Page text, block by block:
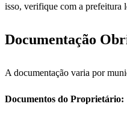
isso, verifique com a prefeitura
Documentação
A documentação varia por
Documentos do Proprietário: